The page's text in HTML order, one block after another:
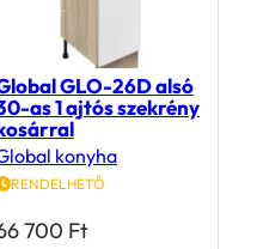
Global GLO-26D alsó
as 1 ajtós szekrény
konyha
RENDELHETŐ
66 700